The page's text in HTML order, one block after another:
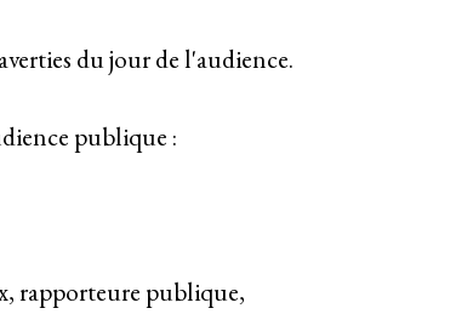
du jour de l'audience.
publique :
rapporteure publique,